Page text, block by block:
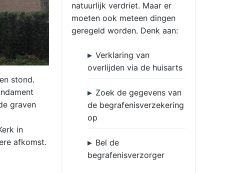
stond.
graven
in
afkomst.
natuurlijk verdriet. Maar er
moeten ook meteen dingen
geregeld worden. Denk aan:
Verklaring van
overlijden via de huisarts
Zoek de gegevens van
de begrafenisverzekering
op
Bel de
begrafenisverzorger